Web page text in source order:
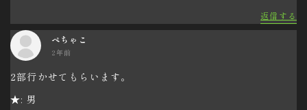
返信する
ぺちゃこ
2年前
2部行かせてもらいます。
★: 男